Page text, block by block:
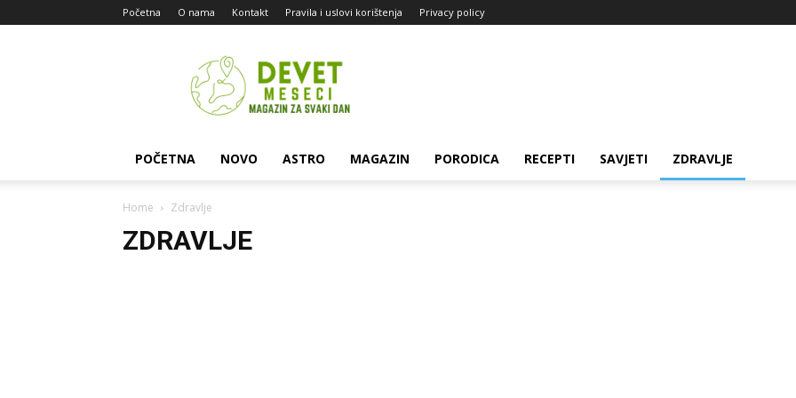
Početna O nama Kontakt Pravila i uslovi korištenja Privacy policy
Devet
Meseci
POČETNA NOVO ASTRO MAGAZIN PORODICA RECEPTI SAVJETI ZDRAVLJE
Home Zdravlje
ZDRAVLJE